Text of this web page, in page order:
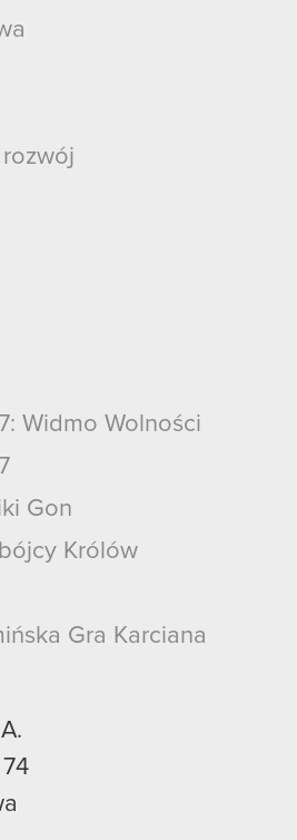
Widmo Wolności
Gon
Królów
Gra Karciana